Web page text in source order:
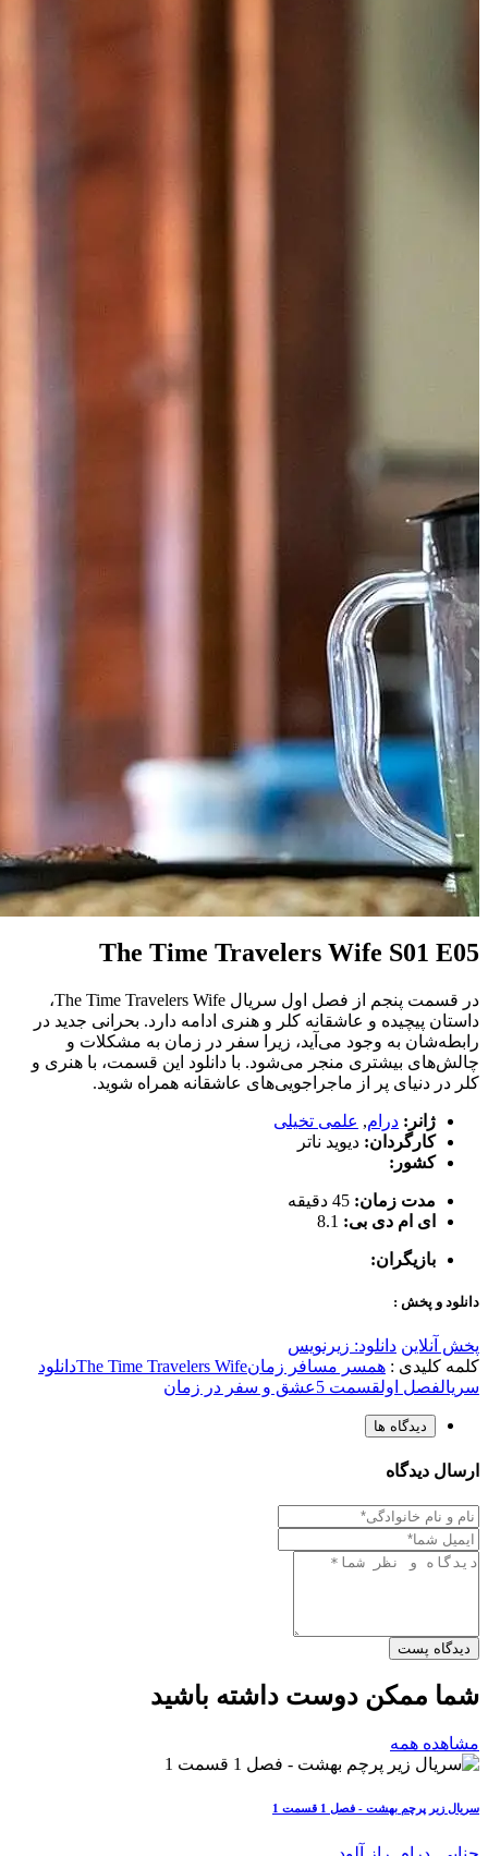
The Time Travelers Wife S01 E05
در قسمت پنجم از فصل اول سریال The Time Travelers Wife،
داستان پیچیده و عاشقانه کلر و هنری ادامه دارد. بحرانی جدید در
رابطه‌شان به وجود می‌آید، زیرا سفر در زمان به مشکلات و
چالش‌های بیشتری منجر می‌شود. با دانلود این قسمت، با هنری و
کلر در دنیای پر از ماجراجویی‌های عاشقانه همراه شوید.
ژانر: درام, علمی تخیلی
کارگردان: دیوید ناتر
کشور:
مدت زمان: 45 دقیقه
ای ام دی بی: 8.1
بازیگران:
دانلود و پخش :
پخش آنلاین دانلود: زیرنویس
کلمه کلیدی : همسر مسافر زمانThe Time Travelers Wifeدانلود
سریالفصل اولقسمت 5 عشق و سفر در زمان
دیدگاه ها
ارسال دیدگاه
دیدگاه پست
شما ممکن دوست داشته باشید
مشاهده همه
سریال زیر پرچم بهشت - فصل 1 قسمت 1